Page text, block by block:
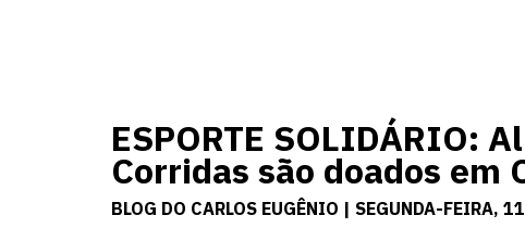
ESPORTE SOLIDÁRIO:
Corridas são doados em
BLOG DO CARLOS EUGÊNIO | SEGUNDA-FEIRA,